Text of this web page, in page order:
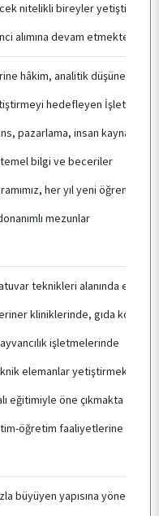
nitelikli bireyler yetiştirmek
alımına devam etmektedir.
hâkim, analitik düşünebilen
hedefleyen İşletme
pazarlama, insan kaynakları
bilgi ve beceriler
her yıl yeni öğrenci
mezunlar
teknikleri alanında eğitim
kliniklerinde, gıda kontrol
işletmelerinde
elemanlar yetiştirmektedir.
eğitimiyle öne çıkmakta ve her
öğretim faaliyetlerine devam
büyüyen yapısına yönelik